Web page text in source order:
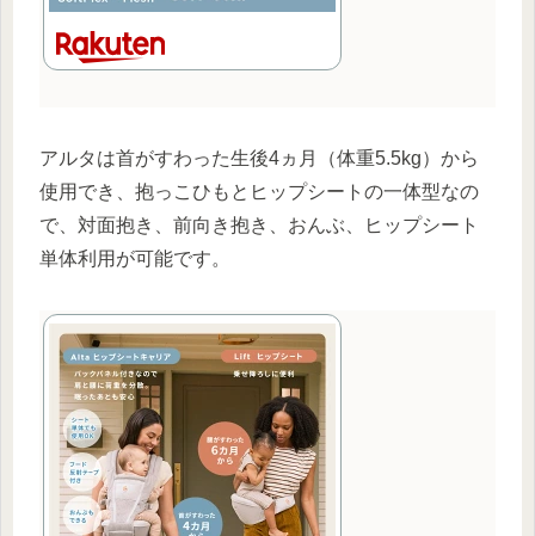
アルタは首がすわった生後4ヵ月（体重5.5kg）から
使用でき、抱っこひもとヒップシートの一体型なの
で、対面抱き、前向き抱き、おんぶ、ヒップシート
単体利用が可能です。